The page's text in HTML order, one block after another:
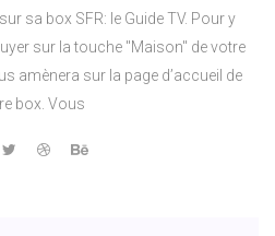
sa box SFR: le Guide TV. Pour y
sur la touche "Maison" de votre
amènera sur la page d’accueil de
box. Vous